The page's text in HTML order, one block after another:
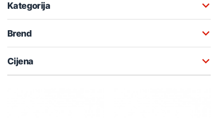
Kategorija
Brend
Cijena